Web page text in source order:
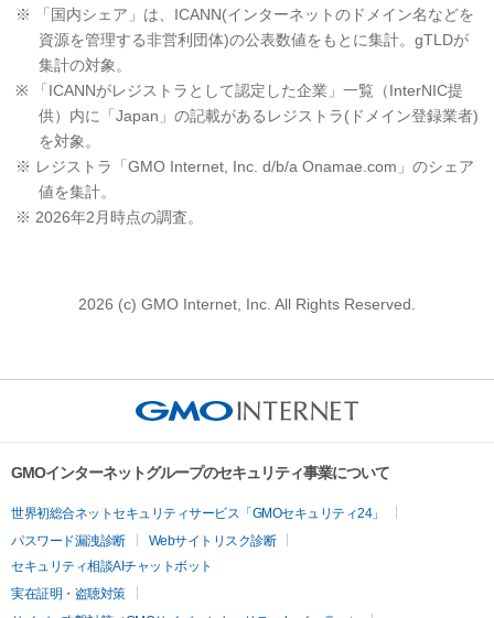
※ 「国内シェア」は、ICANN(インターネットのドメイン名などを
資源を管理する非営利団体)の公表数値をもとに集計。gTLDが
集計の対象。
※ 「ICANNがレジストラとして認定した企業」一覧（InterNIC提
供）内に「Japan」の記載があるレジストラ(ドメイン登録業者)
を対象。
※ レジストラ「GMO Internet, Inc. d/b/a Onamae.com」のシェア
値を集計。
※ 2026年2月時点の調査。
2026 (c) GMO Internet, Inc. All Rights Reserved.
GMOインターネットグループのセキュリティ事業について
世界初総合ネットセキュリティサービス「GMOセキュリティ24」
パスワード漏洩診断
Webサイトリスク診断
セキュリティ相談AIチャットボット
実在証明・盗聴対策